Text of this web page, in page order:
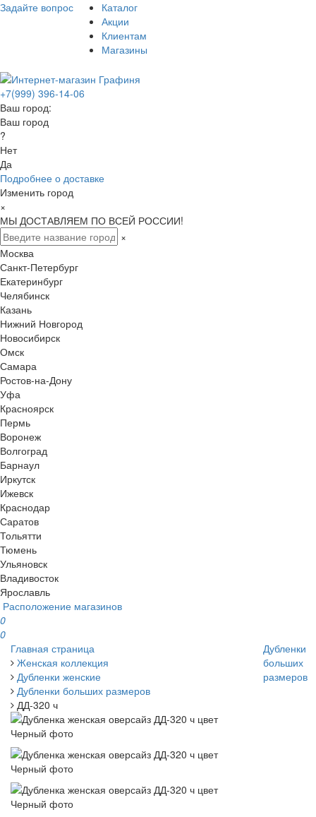
Задайте вопрос
Каталог
Акции
Клиентам
Магазины
+7(999) 396-14-06
Ваш город:
Ваш город
?
Нет
Да
Подробнее о доставке
Изменить город
×
МЫ ДОСТАВЛЯЕМ ПО ВСЕЙ РОССИИ!
×
Москва
Санкт-Петербург
Екатеринбург
Челябинск
Казань
Нижний Новгород
Новосибирск
Омск
Самара
Ростов-на-Дону
Уфа
Красноярск
Пермь
Воронеж
Волгоград
Барнаул
Иркутск
Ижевск
Краснодар
Саратов
Тольятти
Тюмень
Ульяновск
Владивосток
Ярославль
Расположение магазинов
0
0
Главная страница
Женская коллекция
Дубленки женские
Дубленки больших размеров
ДД-320 ч
Дубленки
больших
размеров